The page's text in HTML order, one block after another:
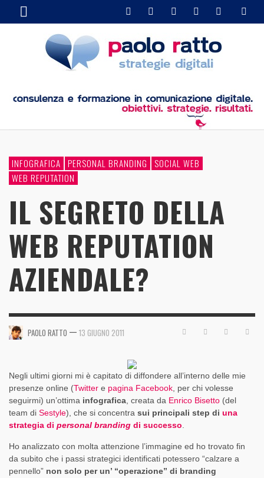
INFOGRAFICA PERSONAL BRANDING
SOCIAL WEB
WEB REPUTATION
IL SEGRETO DELLA
WEB REPUTATION
AZIENDALE?
PAOLO RATTO — 13 GIUGNO 2011
Negli ultimi giorni mi è capitato di diffondere all’interno delle mie
presenze online (Twitter e pagina Facebook, per chi volesse
seguirmi) un’ottima infografica, creata da Enrico Bisetto (del
team di Sestyle), che si concentra sui principali step di una
strategia di personal branding di successo.
Ho analizzato con molta attenzione l’immagine ed ho trovato fin
da subito che i passi strategici identificati potessero “calzare a
pennello” non solo per un’ “operazione” di branding